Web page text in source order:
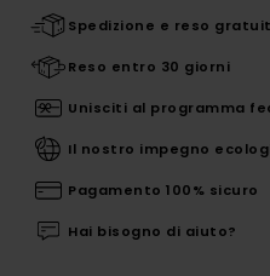
Spedizione e reso
Reso entro 30 giorni
Unisciti al programma
Il nostro impegno
Pagamento 100% sicuro
Hai bisogno di aiuto?